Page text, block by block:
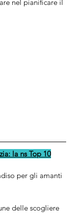
nel pianificare il
la ns Top 10
per gli amanti
delle scogliere